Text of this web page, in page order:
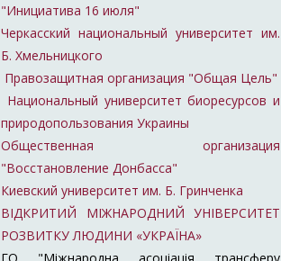
"Инициатива 16 июля"
Черкасский национальный университет им.
Б. Хмельницкого
Правозащитная организация "Общая Цель"
Национальный университет биоресурсов и
природопользования Украины
Общественная организация
"Восстановление Донбасса"
Киевский университет им. Б. Гринченка
ВІДКРИТИЙ МІЖНАРОДНИЙ УНІВЕРСИТЕТ
РОЗВИТКУ ЛЮДИНИ «УКРАЇНА»